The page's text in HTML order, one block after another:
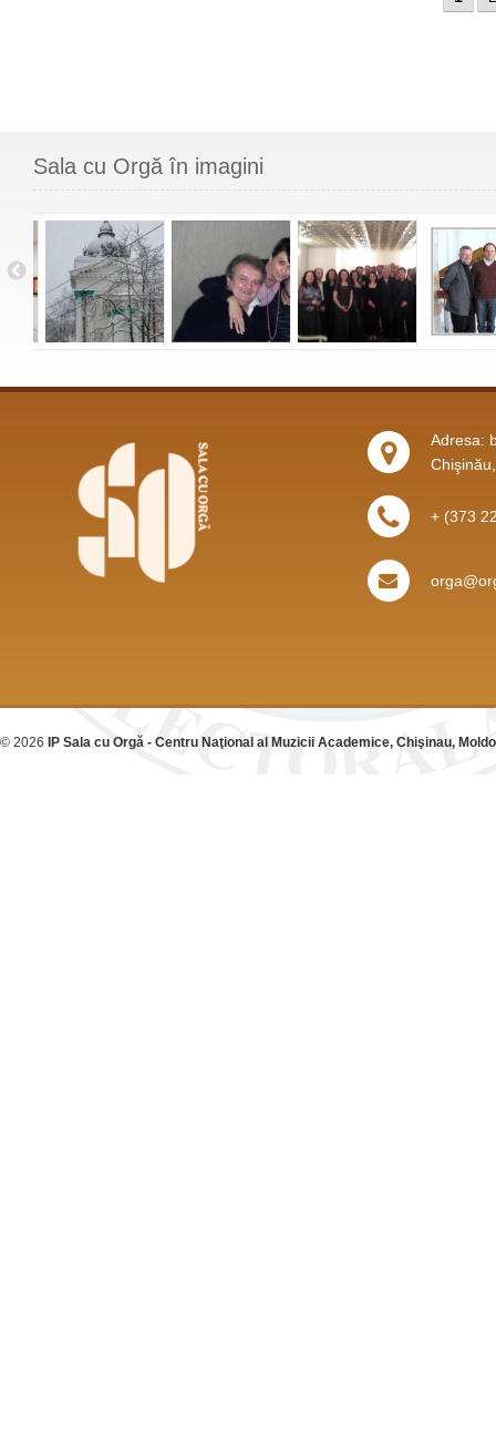
Sala cu Orgă în imagini
Adresa:
+ (373
© 2026 IP Sala cu Orgă - Centru Naţional al Muzicii Academice, Chişinau,